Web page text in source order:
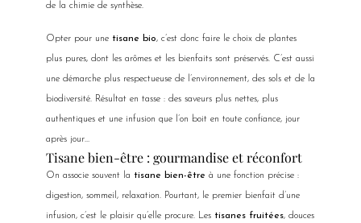
de la chimie de synthèse.
Opter pour une tisane bio, c’est donc faire le choix de plantes
plus pures, dont les arômes et les bienfaits sont préservés. C’est aussi
une démarche plus respectueuse de l’environnement, des sols et de la
biodiversité. Résultat en tasse : des saveurs plus nettes, plus
authentiques et une infusion que l’on boit en toute confiance, jour
après jour…
Tisane bien-être : gourmandise et réconfort
On associe souvent la tisane bien-être à une fonction précise :
digestion, sommeil, relaxation. Pourtant, le premier bienfait d’une
infusion, c’est le plaisir qu’elle procure. Lestisanes fruitées, douces